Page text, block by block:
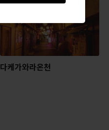
다케가와라온천